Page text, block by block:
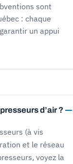
sont
: chaque
un appui
d’air ?
(à vis
et le réseau
voyez la